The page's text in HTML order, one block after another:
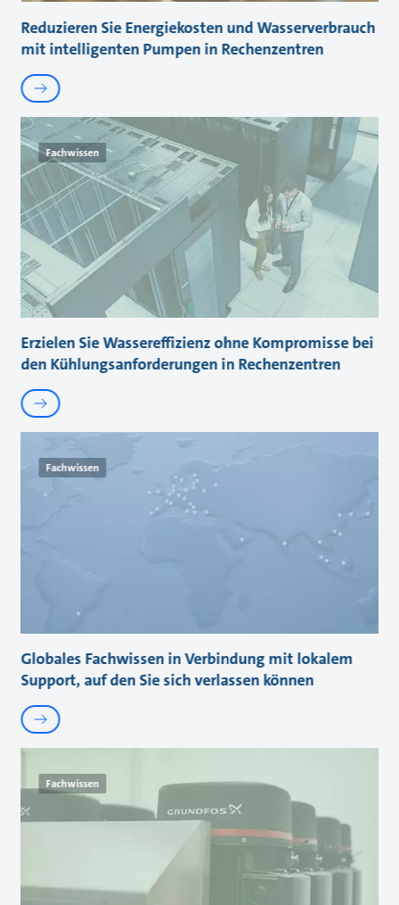
Reduzieren Sie Energiekosten und Wasserverbrauch
mit intelligenten Pumpen in Rechenzentren
Fachwissen
Erzielen Sie Wassereffizienz ohne Kompromisse bei
den Kühlungsanforderungen in Rechenzentren
Fachwissen
Globales Fachwissen in Verbindung mit lokalem
Support, auf den Sie sich verlassen können
Fachwissen